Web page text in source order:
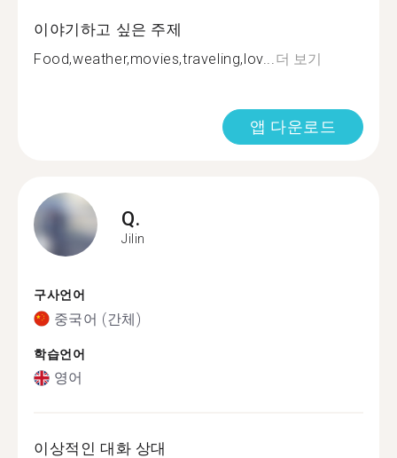
이야기하고 싶은 주제
Food,weather,movies,traveling,lov...더 보기
앱 다운로드
Q.
Jilin
구사언어
중국어 (간체)
학습언어
영어
이상적인 대화 상대